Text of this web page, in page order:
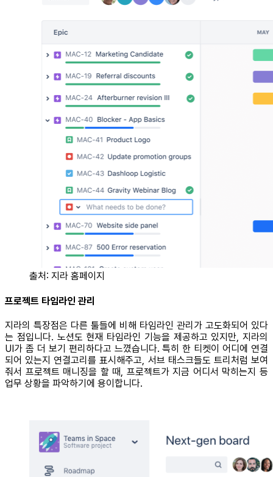
출처: 지라 홈페이지
프로젝트 타임라인 관리
지라의 특장점은 다른 툴들에 비해 타임라인 관리가 고도화되어 있다
는 점입니다. 노션도 현재 타임라인 기능을 제공하고 있지만, 지라의
UI가 좀 더 보기 편리하다고 느꼈습니다. 특히 한 티켓이 어디에 연결
되어 있는지 연결고리를 표시해주고, 서브 태스크들도 트리처럼 보여
줘서 프로젝트 매니징을 할 때, 프로젝트가 지금 어디서 막히는지 등
업무 상황을 파악하기에 용이합니다.